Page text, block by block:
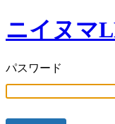
ニイヌマ
パスワード